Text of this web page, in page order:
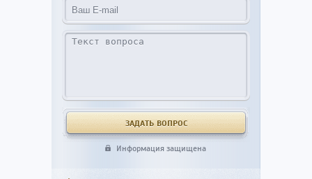
Информация защищена